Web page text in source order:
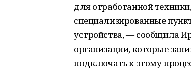
для отработанной
специализированные
устройства, — сообщила
организации, которые
подключать к этому